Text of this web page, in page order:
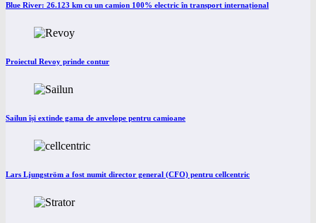
Blue River: 26.123 km cu un camion 100% electric în transport internațional
Proiectul Revoy prinde contur
Sailun își extinde gama de anvelope pentru camioane
Lars Ljungström a fost numit director general (CFO) pentru cellcentric